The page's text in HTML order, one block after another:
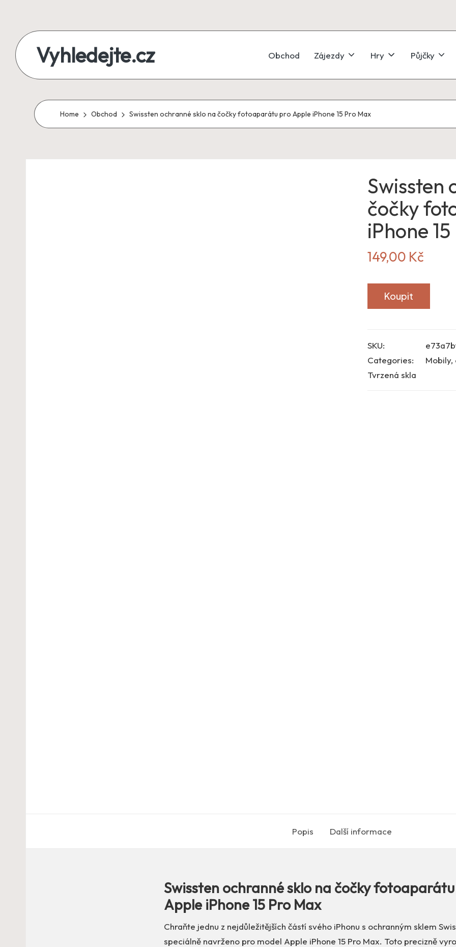
content
Vyhledejte.cz
produkty
i
Obchod Zájezdy Hry Půjčky
Home Obchod Swissten ochranné sklo na čočky fotoaparátu pro Apple iPhone 15 Pro Max
Swissten
čočky
iPhone
149,00 Kč
Koupit
SKU:
Categories:
Mobily,
Tvrzená skla
Popis Další informace
Swissten ochranné sklo na čočky
Apple iPhone 15 Pro Max
Chraňte jednu z nejdůležitějších částí svého iPhonu s ochranným sklem
speciálně navrženo pro model Apple iPhone 15 Pro Max. Toto precizně